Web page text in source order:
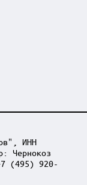
ИНН
Чернокоз
(495) 920-